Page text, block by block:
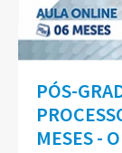
PÓS-
MESES -